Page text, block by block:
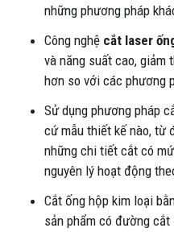
những phương pháp
Công nghệ cắt laser
và năng suất cao, giảm
hơn so với các phương
Sử dụng phương pháp
cứ mẫu thiết kế nào, từ
những chi tiết cắt có
nguyên lý hoạt động
Cắt ống hộp kim loại
sản phẩm có đường